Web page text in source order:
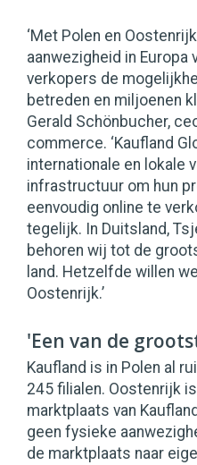
‘Met Polen en
aanwezigheid in Europa
verkopers de
betreden en miljoenen
Gerald Schönbucher,
commerce. ‘Kaufland
internationale en lokale
infrastructuur om hun
eenvoudig online te
tegelijk. In Duitsland,
behoren wij tot de
land. Hetzelfde willen
Oostenrijk.’
'Een van de
Kaufland is in Polen al
245 filialen. Oostenrijk
marktplaats van
geen fysieke
de marktplaats naar